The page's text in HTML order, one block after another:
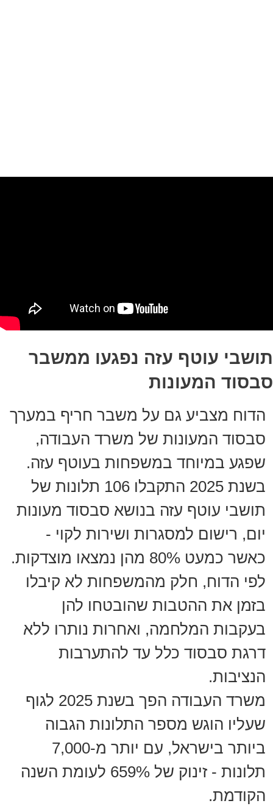
תושבי עוטף עזה נפגעו ממשבר
סבסוד המעונות
הדוח מצביע גם על משבר חריף במערך
סבסוד המעונות של משרד העבודה,
שפגע במיוחד במשפחות בעוטף עזה.
בשנת 2025 התקבלו 106 תלונות של
תושבי עוטף עזה בנושא סבסוד מעונות
יום, רישום למסגרות ושירות לקוי -
כאשר כמעט 80% מהן נמצאו מוצדקות.
לפי הדוח, חלק מהמשפחות לא קיבלו
בזמן את ההטבות שהובטחו להן
בעקבות המלחמה, ואחרות נותרו ללא
דרגת סבסוד כלל עד להתערבות
הנציבות.
משרד העבודה הפך בשנת 2025 לגוף
שעליו הוגש מספר התלונות הגבוה
ביותר בישראל, עם יותר מ-7,000
תלונות - זינוק של 659% לעומת השנה
הקודמת.